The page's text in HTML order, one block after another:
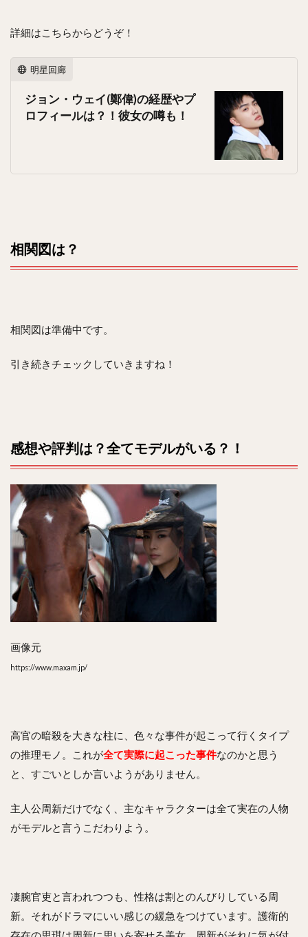
詳細はこちらからどうぞ！
明星回廊
ジョン・ウェイ(鄭偉)の経歴やプ
ロフィールは？！彼女の噂も！
相関図は？
相関図は準備中です。
引き続きチェックしていきますね！
感想や評判は？全てモデルがいる？！
画像元
https://www.maxam.jp/
高官の暗殺を大きな柱に、色々な事件が起こって行くタイプ
の推理モノ。これが全て実際に起こった事件なのかと思う
と、すごいとしか言いようがありません。
主人公周新だけでなく、主なキャラクターは全て実在の人物
がモデルと言うこだわりよう。
凄腕官吏と言われつつも、性格は割とのんびりしている周
新。それがドラマにいい感じの緩急をつけています。護衛的